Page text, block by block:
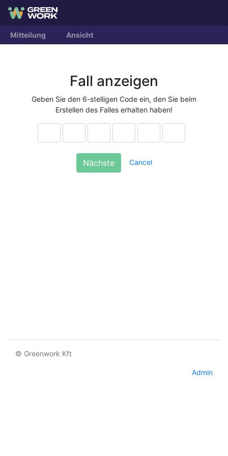
Mitteilung Ansicht
Fall anzeigen
Geben Sie den 6-stelligen Code ein, den Sie beim
Erstellen des Falles erhalten haben!
Cancel
© Greenwork Kft
Admin